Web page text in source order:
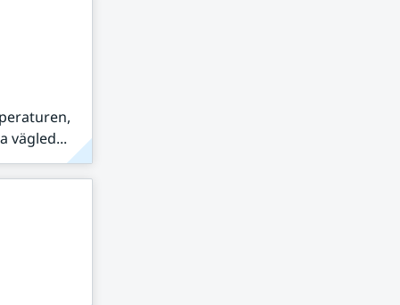
vägled...